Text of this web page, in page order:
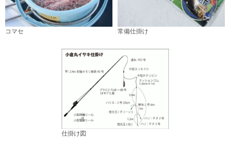
コマセ 常備仕掛け
仕掛け図